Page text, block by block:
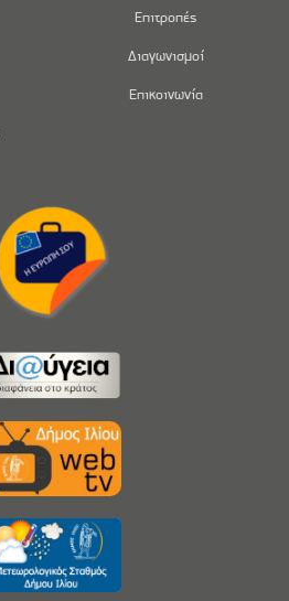
Επιτροπές
Διαγωνισμοί
Επικοινωνία